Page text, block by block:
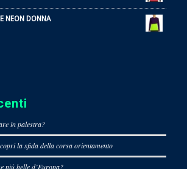
NEON DONNA
in palestra?
la sfida della corsa orientamento
più belle d’Europa?